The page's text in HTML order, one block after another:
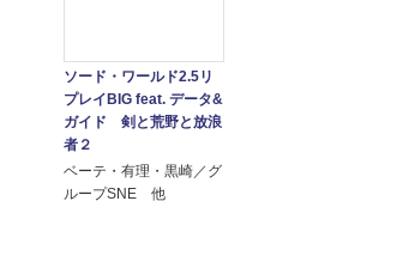
ソード・ワールド2.5リ
プレイBIG feat. データ&
ガイド 剣と荒野と放浪
者２
ベーテ・有理・黒崎／グ
ループSNE 他